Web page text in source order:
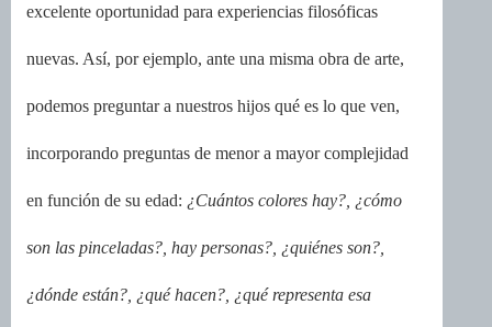
excelente oportunidad para experiencias filosóficas
nuevas. Así, por ejemplo, ante una misma obra de arte,
podemos preguntar a nuestros hijos qué es lo que ven,
incorporando preguntas de menor a mayor complejidad
en función de su edad: ¿Cuántos colores hay?, ¿cómo
son las pinceladas?, hay personas?, ¿quiénes son?,
¿dónde están?, ¿qué hacen?, ¿qué representa esa